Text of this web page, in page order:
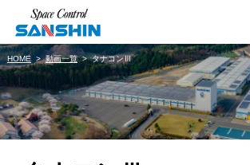
HOME 動画一覧 タナコンⅢ